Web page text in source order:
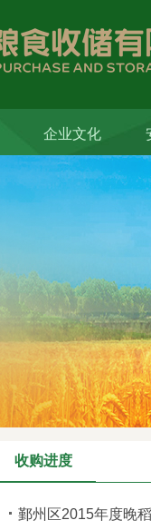
企业文化
收购进度
鄞州区2015年度晚